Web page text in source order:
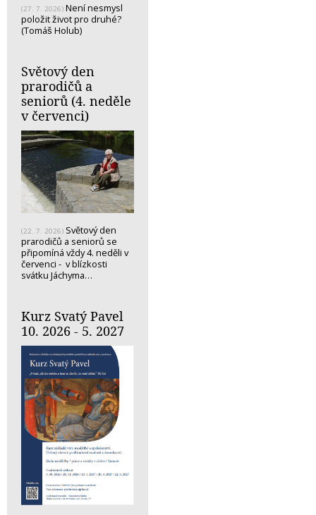
(27. 7. 2026) Není nesmysl
položit život pro druhé?
(Tomáš Holub)
Světový den
prarodičů a
seniorů (4. neděle
v červenci)
(22. 7. 2026) Světový den
prarodičů a seniorů se
připomíná vždy 4. neděli v
červenci - v blízkosti
svátku Jáchyma…
Kurz Svatý Pavel
10. 2026 - 5. 2027